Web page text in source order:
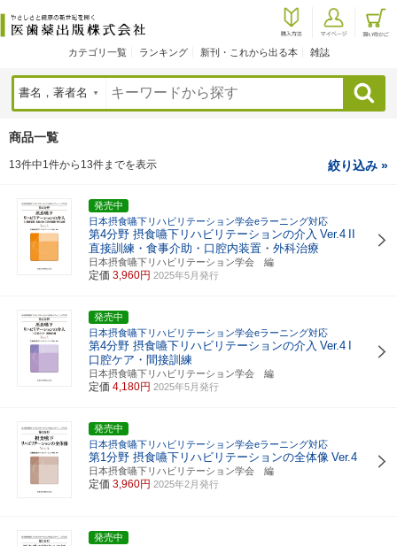
カテゴリ一覧 ランキング 新刊・これから出る本 雑誌
検索
商品一覧
13件中1件から13件までを表示 絞り込み »
発売中
日本摂食嚥下リハビリテーション学会eラーニング対応
第4分野 摂食嚥下リハビリテーションの介入 Ver.4
直接訓練・食事介助・口腔内装置・外科治療
日本摂食嚥下リハビリテーション学会 編
定価 3,960円 2025年5月発行
発売中
日本摂食嚥下リハビリテーション学会eラーニング対応
第4分野 摂食嚥下リハビリテーションの介入 Ver.4
口腔ケア・間接訓練
日本摂食嚥下リハビリテーション学会 編
定価 4,180円 2025年5月発行
発売中
日本摂食嚥下リハビリテーション学会eラーニング対応
第1分野 摂食嚥下リハビリテーションの全体像 Ver.4
日本摂食嚥下リハビリテーション学会 編
定価 3,960円 2025年2月発行
発売中